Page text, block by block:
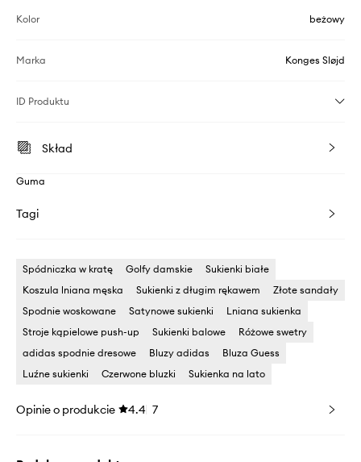
Kolor beżowy
Marka Konges Sløjd
ID Produktu
Skład
Guma
Tagi
Spódniczka w kratę Golfy damskie
Sukienki białe
Koszula lniana męska
Sukienki z długim rękawem
Złote sandały
Spodnie woskowane
Satynowe sukienki
Lniana sukienka
Stroje kąpielowe push-up
Sukienki balowe
Różowe swetry
adidas spodnie dresowe
Bluzy adidas
Bluza Guess
Luźne sukienki
Czerwone bluzki Sukienka na lato
Opinie o produkcie 4.4 7